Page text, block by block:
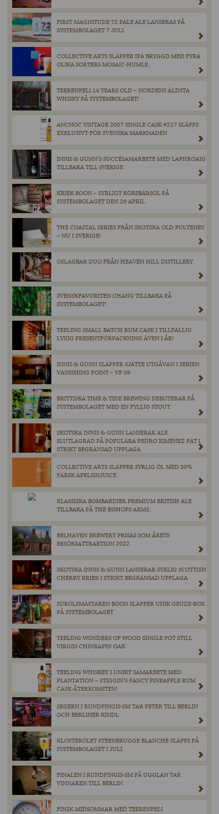
FIRST MAGNITUDE 72 PALE ALE LANSERAS PÅ
SYSTEMBOLAGET 7 JULI.
COLLECTIVE ARTS SLÄPPER IPA BRYGGD MED FYRA
OLIKA SORTERS MOSAIC-HUMLE.
TEERENPELI 14 YEARS OLD – NORDENS ÄLDSTA
WHISKY PÅ SYSTEMBOLAGET!
ANCNOC VINTAGE 2007 SINGLE CASK #217 SLÄPPS
EXKLUSIVT FÖR SVENSKA MARKNADEN
INNIS & GUNN’S SUCCÉSAMARBETE MED LAPHROAIG
TILLBAKA TILL SVERIGE.
KRIEK BOON – SYRLIGT KÖRSBÄRSÖL PÅ
SYSTEMBOLAGET DEN 28 APRIL.
THE COASTAL SERIES FRÅN SKOTSKA OLD PULTENEY
– NU I SVERIGE!
OSLAGBAR DUO FRÅN HEAVEN HILL DISTILLERY
SVENSKFAVORITEN CHANG TILLBAKA PÅ
SYSTEMBOLAGET!
TEELING SMALL BATCH RUM CASK I TILLFÄLLIG
LYXIG PRESENTFÖRPACKNING ÄVEN I ÅR!
INNIS & GUNN SLÄPPER SJÄTTE UTGÅVAN I SERIEN
VANISHING POINT – VP 06
BRITTISKA TIME & TIDE BREWING DEBUTERAR PÅ
SYSTEMBOLAGET MED EN FYLLIG STOUT.
SKOTSKA INNIS & GUNN LANSERAR ALE
SLUTLAGRAD PÅ POPULÄRA PEDRO XIMÉNEZ FAT I
STRIKT BEGRÄNSAD UPPLAGA
COLLECTIVE ARTS SLÄPPER SYRLIG ÖL MED 30%
FÄRSK APELSINJUICE.
KLASSISKA BOMBARDIER PREMIUM BRITISH ALE
TILLBAKA PÅ THE BISHOPS ARMS.
BELHAVEN BREWERY PRISAS SOM ÅRETS
BESÖKSATTRAKTION 2022.
SKOTSKA INNIS & GUNN LANSERAR SYRLIG SCOTTISH
CHERRY KRIEK I STRIKT BEGRÄNSAD UPPLAGA
SURÖLSMÄSTAREN BOON SLÄPPER UNIK GEUZE-BOX
PÅ SYSTEMBOLAGET
TEELING WONDERS OF WOOD SINGLE POT STILL
VIRGIN CHINKAPIN OAK
TEELING WHISKEY I UNIKT SAMARBETE MED
PLANTATION – STIGGIN’S FANCY PINEAPPLE RUM
CASK-ÅTERKOMSTEN!
SEGERN I RUNDPINGIS-SM TAR PETER TILL BERLIN
OCH BERLINER KINDL
KLOSTERÖLET STEENBRUGGE BLANCHE SLÄPPS PÅ
SYSTEMBOLAGET I JULI.
FINALEN I RUNDPINGIS-SM PÅ UGGLAN TAR
VINNAREN TILL BERLIN.
FINSK MIDSOMMAR MED TEERENPELI